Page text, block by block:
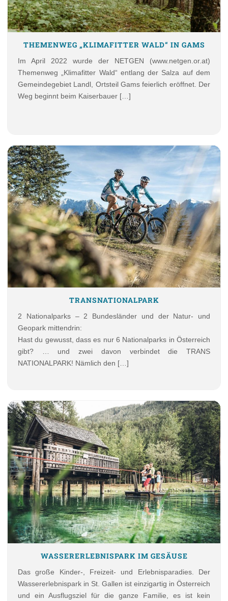
THEMENWEG „KLIMAFITTER WALD“ IN GAMS
Im April 2022 wurde der NETGEN (www.netgen.or.at)
Themenweg „Klimafitter Wald“ entlang der Salza auf dem
Gemeindegebiet Landl, Ortsteil Gams feierlich eröffnet. Der
Weg beginnt beim Kaiserbauer […]
TRANSNATIONALPARK
2 Nationalparks – 2 Bundesländer und der Natur- und
Geopark mittendrin:
Hast du gewusst, dass es nur 6 Nationalparks in Österreich
gibt? … und zwei davon verbindet die TRANS
NATIONALPARK! Nämlich den […]
WASSERERLEBNISPARK IM GESÄUSE
Das große Kinder-, Freizeit- und Erlebnisparadies. Der
Wassererlebnispark in St. Gallen ist einzigartig in Österreich
und ein Ausflugsziel für die ganze Familie, es ist kein